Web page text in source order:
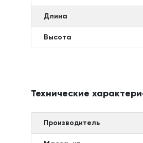
Длина
Высота
Технические
Производитель